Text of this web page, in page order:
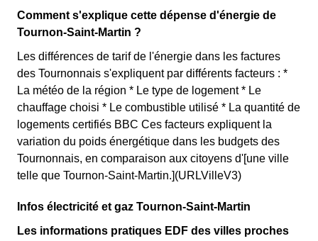
Comment s'explique cette dépense d'énergie de
Tournon-Saint-Martin ?
Les différences de tarif de l'énergie dans les factures
des Tournonnais s'expliquent par différents facteurs : *
La météo de la région * Le type de logement * Le
chauffage choisi * Le combustible utilisé * La quantité de
logements certifiés BBC Ces facteurs expliquent la
variation du poids énergétique dans les budgets des
Tournonnais, en comparaison aux citoyens d'[une ville
telle que Tournon-Saint-Martin.](URLVilleV3)
Infos électricité et gaz Tournon-Saint-Martin
Les informations pratiques EDF des villes proches